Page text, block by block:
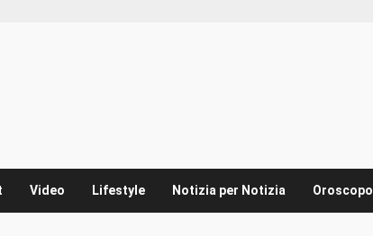
Video Lifestyle Notizia per Notizia Oroscopo